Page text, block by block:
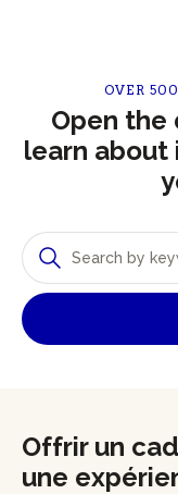
OVER
Open the
learn about
Offrir un
une